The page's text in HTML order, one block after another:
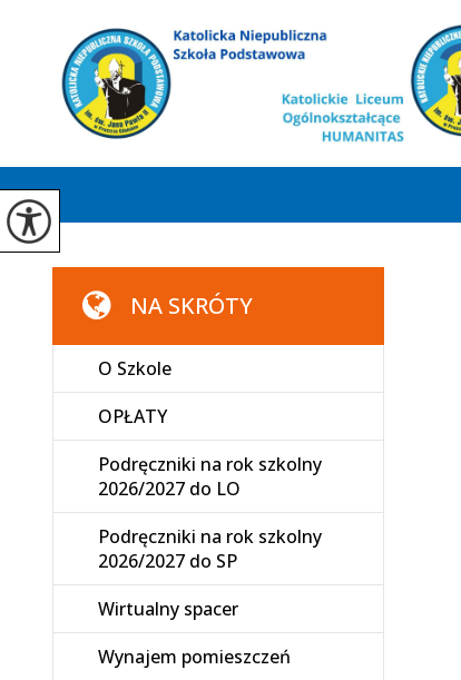
NA SKRÓTY
O Szkole
OPŁATY
Podręczniki na rok szkolny
2026/2027 do LO
Podręczniki na rok szkolny
2026/2027 do SP
Wirtualny spacer
Wynajem pomieszczeń